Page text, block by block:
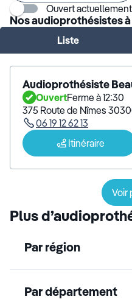
Ouvert actuellement
Nos audioprothésistes
Liste
Audioprothésiste
OuvertFerme à 12:30
375 Route de Nîmes
06 19 12 62 13
Itinéraire
Voir
Plus
Par région
Par département